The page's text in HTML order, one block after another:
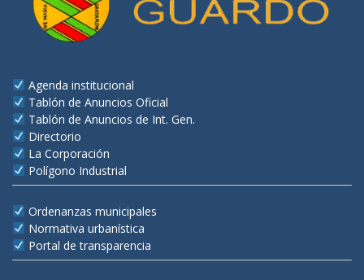
Agenda institucional
Tablón de Anuncios Oficial
Tablón de Anuncios de Int. Gen.
Directorio
La Corporación
Polígono Industrial
Ordenanzas municipales
Normativa urbanística
Portal de transparencia